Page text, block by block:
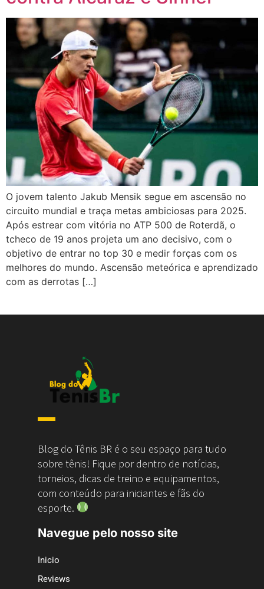
O jovem talento Jakub Mensik segue em ascensão no
circuito mundial e traça metas ambiciosas para 2025.
Após estrear com vitória no ATP 500 de Roterdã, o
tcheco de 19 anos projeta um ano decisivo, com o
objetivo de entrar no top 30 e medir forças com os
melhores do mundo. Ascensão meteórica e aprendizado
com as derrotas […]
Blog do Tênis BR é o seu espaço para tudo
sobre tênis! Fique por dentro de notícias,
torneios, dicas de treino e equipamentos,
com conteúdo para iniciantes e fãs do
esporte.
Navegue pelo nosso site
Inicio
Reviews